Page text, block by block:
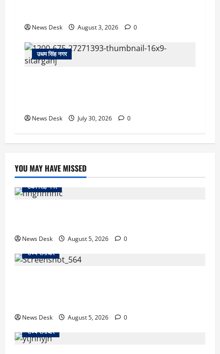
News Desk August 3, 2026 0
उधम सिंह नगर
News Desk July 30, 2026 0
YOU MAY HAVE MISSED
उधम सिंह नगर
News Desk August 5, 2026
0
राज्य समाचार
News Desk August 5, 2026
0
राज्य समाचार